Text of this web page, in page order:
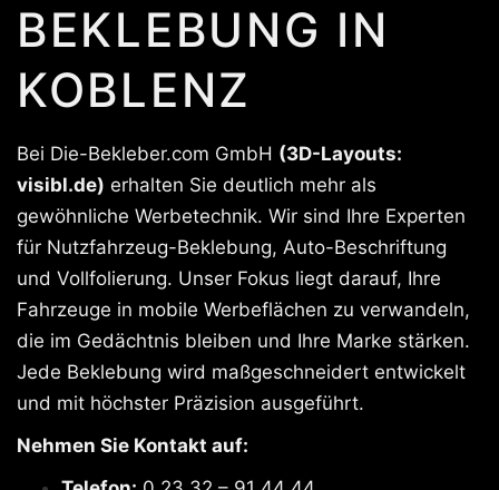
BEKLEBUNG IN
KOBLENZ
Bei Die-Bekleber.com GmbH (3D-Layouts:
visibl.de) erhalten Sie deutlich mehr als
gewöhnliche Werbetechnik. Wir sind Ihre Experten
für Nutzfahrzeug-Beklebung, Auto-Beschriftung
und Vollfolierung. Unser Fokus liegt darauf, Ihre
Fahrzeuge in mobile Werbeflächen zu verwandeln,
die im Gedächtnis bleiben und Ihre Marke stärken.
Jede Beklebung wird maßgeschneidert entwickelt
und mit höchster Präzision ausgeführt.
Nehmen Sie Kontakt auf: